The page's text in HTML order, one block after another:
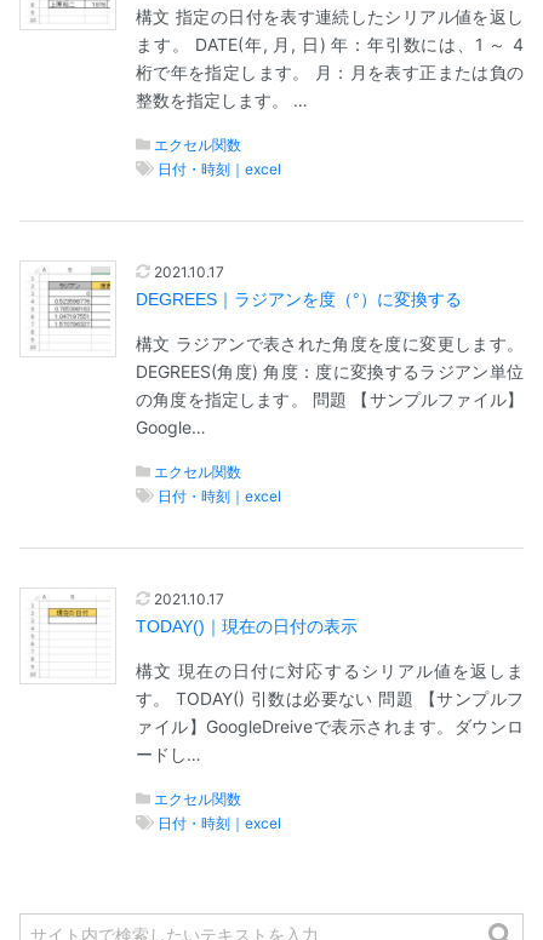
構文 指定の日付を表す連続したシリアル値を返し
ます。 DATE(年, 月, 日) 年：年引数には、1 ～ 4
桁で年を指定します。 月：月を表す正または負の
整数を指定します。 …
エクセル関数
日付・時刻｜excel
2021.10.17
DEGREES｜ラジアンを度（°）に変換する
構文 ラジアンで表された角度を度に変更します。
DEGREES(角度) 角度：度に変換するラジアン単位
の角度を指定します。 問題 【サンプルファイル】
Google…
エクセル関数
日付・時刻｜excel
2021.10.17
TODAY()｜現在の日付の表示
構文 現在の日付に対応するシリアル値を返しま
す。 TODAY() 引数は必要ない 問題 【サンプルフ
ァイル】GoogleDreiveで表示されます。ダウンロ
ードし…
エクセル関数
日付・時刻｜excel